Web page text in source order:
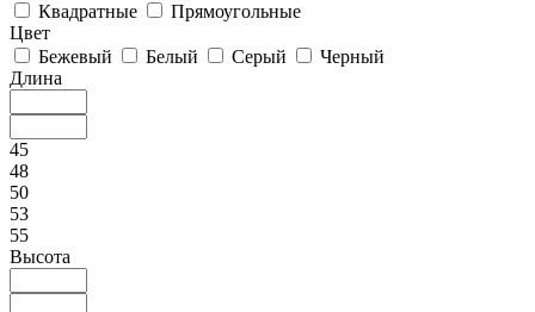
Квадратные
Прямоугольные
Цвет
Бежевый
Белый Серый
Черный
Длина
45
48
50
53
55
Высота